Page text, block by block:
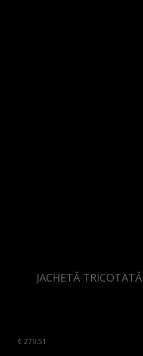
JACHETĂ
€279.51